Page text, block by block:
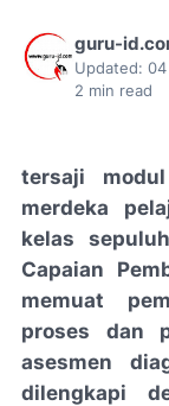
guru-
Updated:
2 min read
tersaji
merdeka
kelas
Capaian
memuat
proses dan
asesmen
dilengkapi